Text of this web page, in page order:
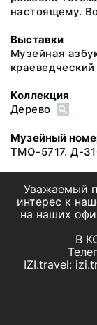
настоящему.
Выставки
Музейная
Коллекция
Дерево
Музейный
ТМО-5717. Д-
Уважаемый
интерес к
на наших
В
IZI.travel: